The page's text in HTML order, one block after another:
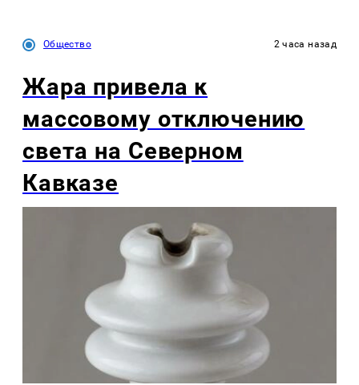
Общество 2 часа назад
Жара привела к
массовому отключению
света на Северном
Кавказе